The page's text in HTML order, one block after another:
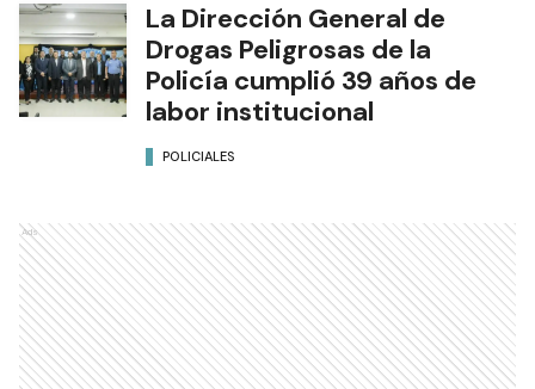
La Dirección General de
Drogas Peligrosas de la
Policía cumplió 39 años de
labor institucional
POLICIALES
Ads